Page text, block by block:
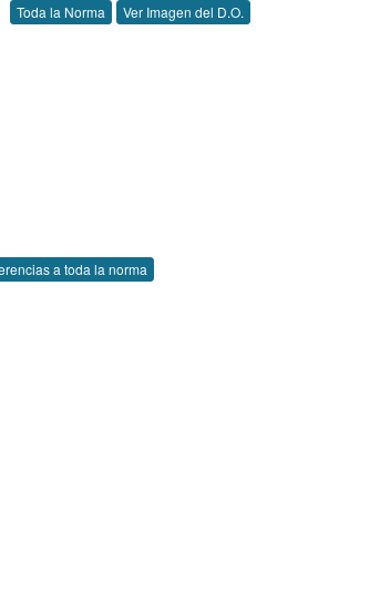
Toda la Norma Ver Imagen del D.O.
a toda la norma